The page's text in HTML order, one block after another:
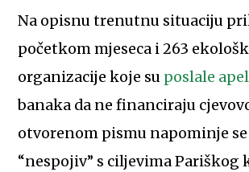
Na opisnu trenutnu situaciju
početkom mjeseca i 263
organizacije koje su poslale apel
banaka da ne financiraju
otvorenom pismu napominje
“nespojiv” s ciljevima Pariškog